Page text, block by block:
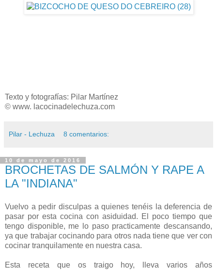
Texto y fotografías: Pilar Martínez
© www. lacocinadelechuza.com
Pilar - Lechuza 8 comentarios:
10 de mayo de 2016
BROCHETAS DE SALMÓN Y RAPE A
LA "INDIANA"
Vuelvo a pedir disculpas a quienes tenéis la deferencia de
pasar por esta cocina con asiduidad. El poco tiempo que
tengo disponible, me lo paso practicamente descansando,
ya que trabajar cocinando para otros nada tiene que ver con
cocinar tranquilamente en nuestra casa.
Esta receta que os traigo hoy, lleva varios años